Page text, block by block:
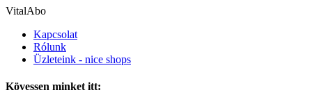
VitalAbo
Kapcsolat
Rólunk
Üzleteink - nice shops
Kövessen minket itt: